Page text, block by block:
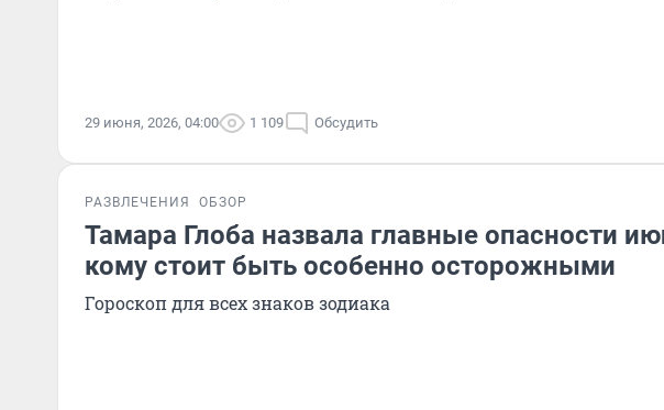
29 июня, 2026, 04:00 1 109 Обсудить
РАЗВЛЕЧЕНИЯ ОБЗОР
Тамара Глоба назвала главные опасности
кому стоит быть особенно осторожными
Гороскоп для всех знаков зодиака